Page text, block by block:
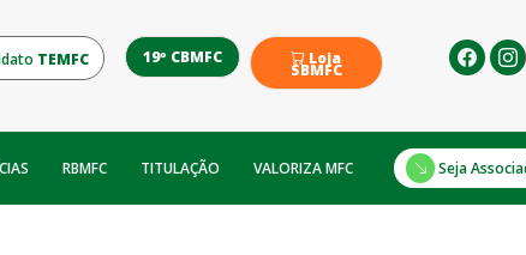
TEMFC 19º CBMFC Loja
SBMFC
RBMFC TITULAÇÃO VALORIZA MFC Seja